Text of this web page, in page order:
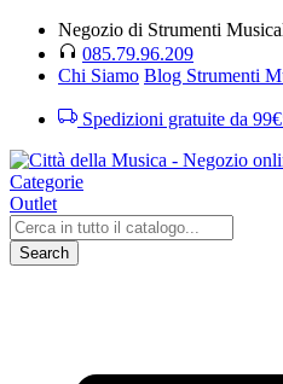
Negozio di Strumenti
085.79.96.209
Chi Siamo Blog Strumenti
Spedizioni gratuite da
Categorie
Outlet
Search